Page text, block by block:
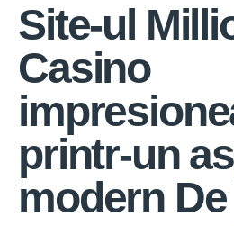
Site-ul
Casino
printr-un
modern De